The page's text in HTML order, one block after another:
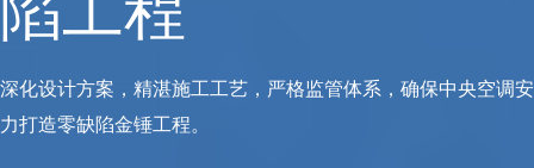
深化设计方案，精湛施工工艺，严格监管体系，确保中央空调
力打造零缺陷金锤工程。